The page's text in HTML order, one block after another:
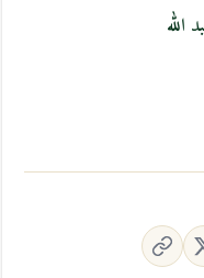
الله